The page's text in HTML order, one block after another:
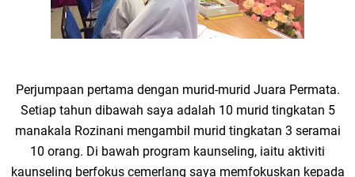
Perjumpaan pertama dengan murid-murid Juara Permata.
Setiap tahun dibawah saya adalah 10 murid tingkatan 5
manakala Rozinani mengambil murid tingkatan 3 seramai
10 orang. Di bawah program kaunseling, iaitu aktiviti
kaunseling berfokus cemerlang saya memfokuskan kepada